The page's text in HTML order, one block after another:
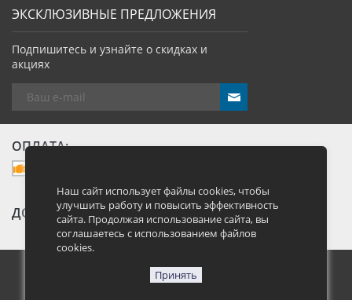
ЭКСКЛЮЗИВНЫЕ ПРЕДЛОЖЕНИЯ
Подпишитесь и узнайте о скидках и
акциях
send
ОПЛАТА:
ДОСТАВКА:
Москва, Большая Семеновская улица 40, стр. 13
Наш сайт использует файлы cookies, чтобы
улучшить работу и повысить эффективность
сайта. Продолжая использование сайта, вы
соглашаетесь с использованием файлов
cookies.
Принять